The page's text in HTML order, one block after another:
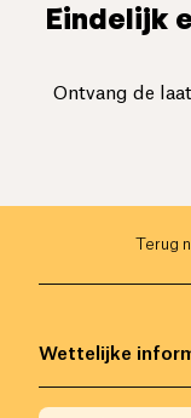
Eindelijk
Ontvang de
Terug
Wettelijke